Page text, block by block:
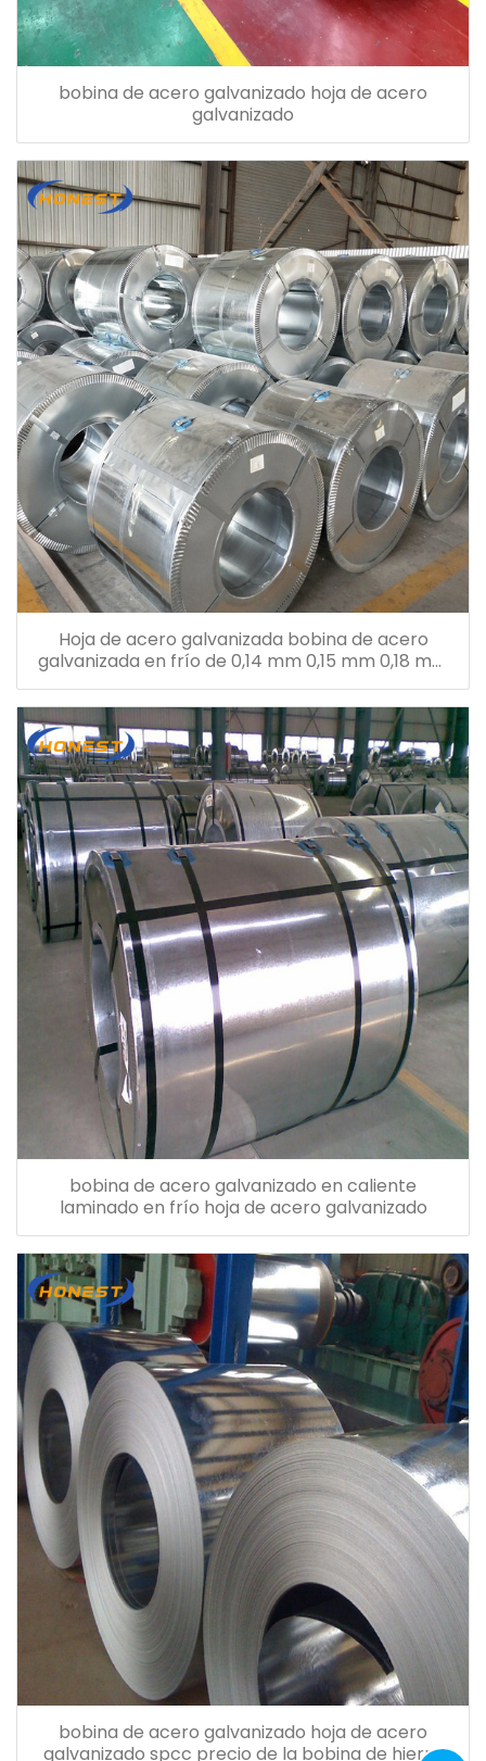
bobina de acero galvanizado hoja de acero
galvanizado
Hoja de acero galvanizada bobina de acero
galvanizada en frío de 0,14 mm 0,15 mm 0,18 mm
0,26 mm
bobina de acero galvanizado en caliente
laminado en frío hoja de acero galvanizado
bobina de acero galvanizado hoja de acero
galvanizado spcc precio de la bobina de hierro